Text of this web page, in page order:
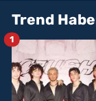
Trend
1